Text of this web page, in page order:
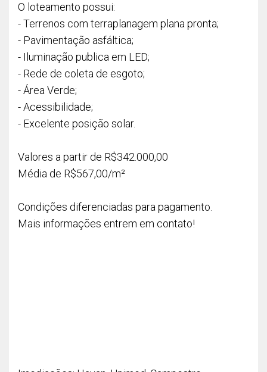
O loteamento possui:
- Terrenos com terraplanagem plana pronta;
- Pavimentação asfáltica;
- Iluminação publica em LED;
- Rede de coleta de esgoto;
- Área Verde;
- Acessibilidade;
- Excelente posição solar.
Valores a partir de R$342.000,00
Média de R$567,00/m²
Condições diferenciadas para pagamento.
Mais informações entrem em contato!